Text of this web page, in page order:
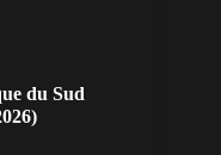
du Sud